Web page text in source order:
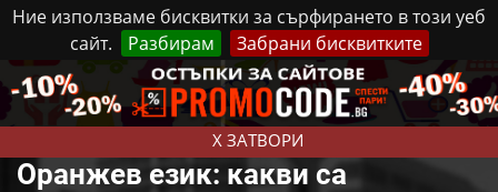
Ние използваме бисквитки за сърфирането в този уеб
сайт.
Разбирам Забрани бисквитките
X ЗАТВОРИ
Събота, 8 Август, 2026 Реклама Контакти
Оранжев език: какви са